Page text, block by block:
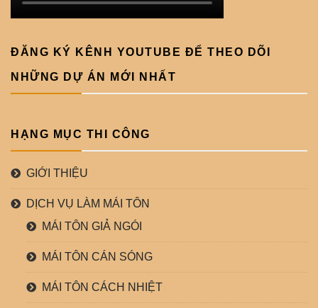
ĐĂNG KÝ KÊNH YOUTUBE ĐỂ THEO DÕI
NHỮNG DỰ ÁN MỚI NHẤT
HẠNG MỤC THI CÔNG
GIỚI THIỆU
DỊCH VỤ LÀM MÁI TÔN
MÁI TÔN GIẢ NGÓI
MÁI TÔN CÁN SÓNG
MÁI TÔN CÁCH NHIỆT